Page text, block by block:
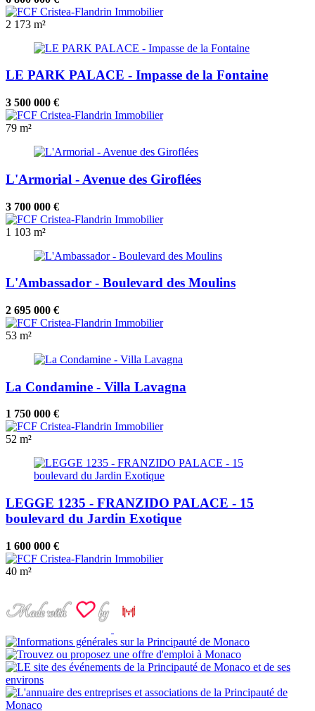
2 173 m²
LE PARK PALACE - Impasse de la Fontaine
3 500 000 €
79 m²
L'Armorial - Avenue des Giroflées
3 700 000 €
1 103 m²
L'Ambassador - Boulevard des Moulins
2 695 000 €
53 m²
La Condamine - Villa Lavagna
1 750 000 €
52 m²
LEGGE 1235 - FRANZIDO PALACE - 15
boulevard du Jardin Exotique
1 600 000 €
40 m²